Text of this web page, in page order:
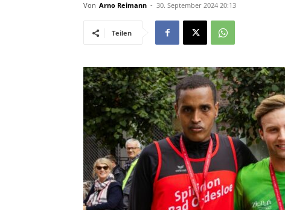
Von Arno Reimann - 30. September 2024 20:13
Teilen